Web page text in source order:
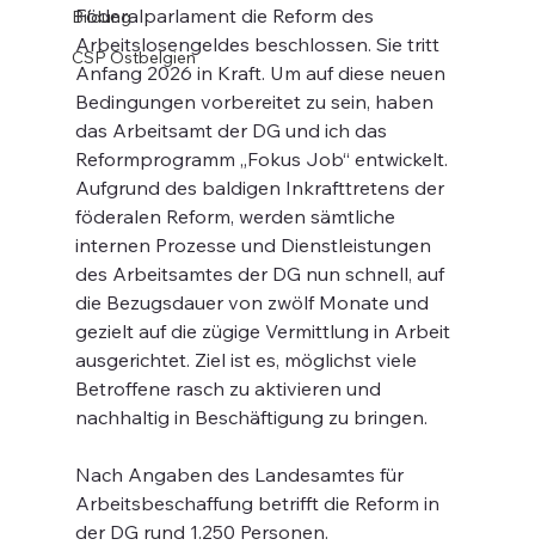
Bildung
CSP Ostbelgien
Föderalparlament die Reform des
Arbeitslosengeldes beschlossen. Sie tritt
Anfang 2026 in Kraft. Um auf diese neuen
Bedingungen vorbereitet zu sein, haben
das Arbeitsamt der DG und ich das
Reformprogramm „Fokus Job“ entwickelt.
Aufgrund des baldigen Inkrafttretens der
föderalen Reform, werden sämtliche
internen Prozesse und Dienstleistungen
des Arbeitsamtes der DG nun schnell, auf
die Bezugsdauer von zwölf Monate und
gezielt auf die zügige Vermittlung in Arbeit
ausgerichtet. Ziel ist es, möglichst viele
Betroffene rasch zu aktivieren und
nachhaltig in Beschäftigung zu bringen.
Nach Angaben des Landesamtes für
Arbeitsbeschaffung betrifft die Reform in
der DG rund 1.250 Personen.